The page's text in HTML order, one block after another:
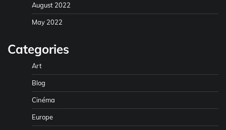
August 2022
May 2022
Categories
Art
Blog
Cinéma
Europe